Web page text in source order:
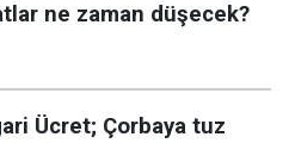
ne zaman düşecek?
Ücret; Çorbaya tuz